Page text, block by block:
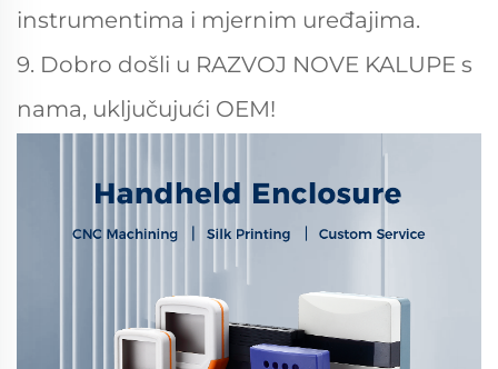
instrumentima i mjernim uređajima.
9. Dobro došli u RAZVOJ NOVE KALUPE s
nama, uključujući OEM!